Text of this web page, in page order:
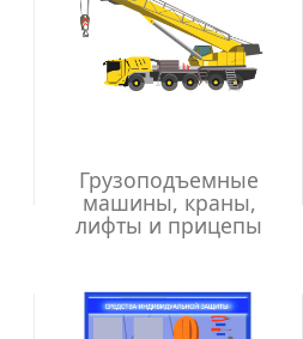
Грузоподъемные
машины, краны,
лифты и прицепы